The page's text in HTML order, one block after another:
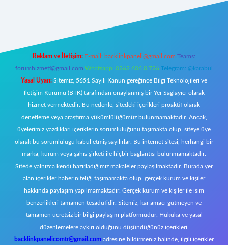
Reklam ve İletişim: E-mail: backlinkpaneli@gmail.com Teams:
forumhizmeti@gmail.com Whatsapp: 0262 606 0 726 Telegram: @karabul
Yasal Uyarı: Sitemiz, 5651 Sayılı Kanun gereğince Bilgi Teknolojileri ve
İletişim Kurumu (BTK) tarafından onaylanmış bir Yer Sağlayıcı olarak
hizmet vermektedir. Bu nedenle, sitedeki içerikleri proaktif olarak
denetleme veya araştırma yükümlülüğümüz bulunmamaktadır. Ancak,
üyelerimiz yazdıkları içeriklerin sorumluluğunu taşımakta olup, siteye üye
olarak bu sorumluluğu kabul etmiş sayılırlar. Bu internet sitesi, herhangi bir
marka, kurum veya şahıs şirketi ile hiçbir bağlantısı bulunmamaktadır.
Sitede yalnızca kendi hazırladığımız makaleler paylaşılmaktadır. Burada yer
alan içerikler haber niteliği taşımamakta olup, gerçek kurum ve kişiler
hakkında paylaşım yapılmamaktadır. Gerçek kurum ve kişiler ile isim
benzerlikleri tamamen tesadüfidir. Sitemiz, kar amacı gütmeyen ve
tamamen ücretsiz bir bilgi paylaşım platformudur. Hukuka ve yasal
düzenlemelere aykırı olduğunu düşündüğünüz içerikleri,
backlinkpanelicomtr@gmail.com adresine bildirmeniz halinde, ilgili içerikler